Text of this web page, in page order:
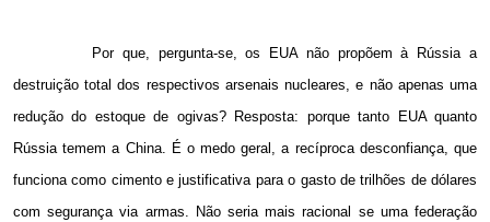
Por que, pergunta-se, os EUA não propõem à Rússia a
destruição total dos respectivos arsenais nucleares, e não apenas uma
redução do estoque de ogivas? Resposta: porque tanto EUA quanto
Rússia temem a China. É o medo geral, a recíproca desconfiança, que
funciona como cimento e justificativa para o gasto de trilhões de dólares
com segurança via armas. Não seria mais racional se uma federação